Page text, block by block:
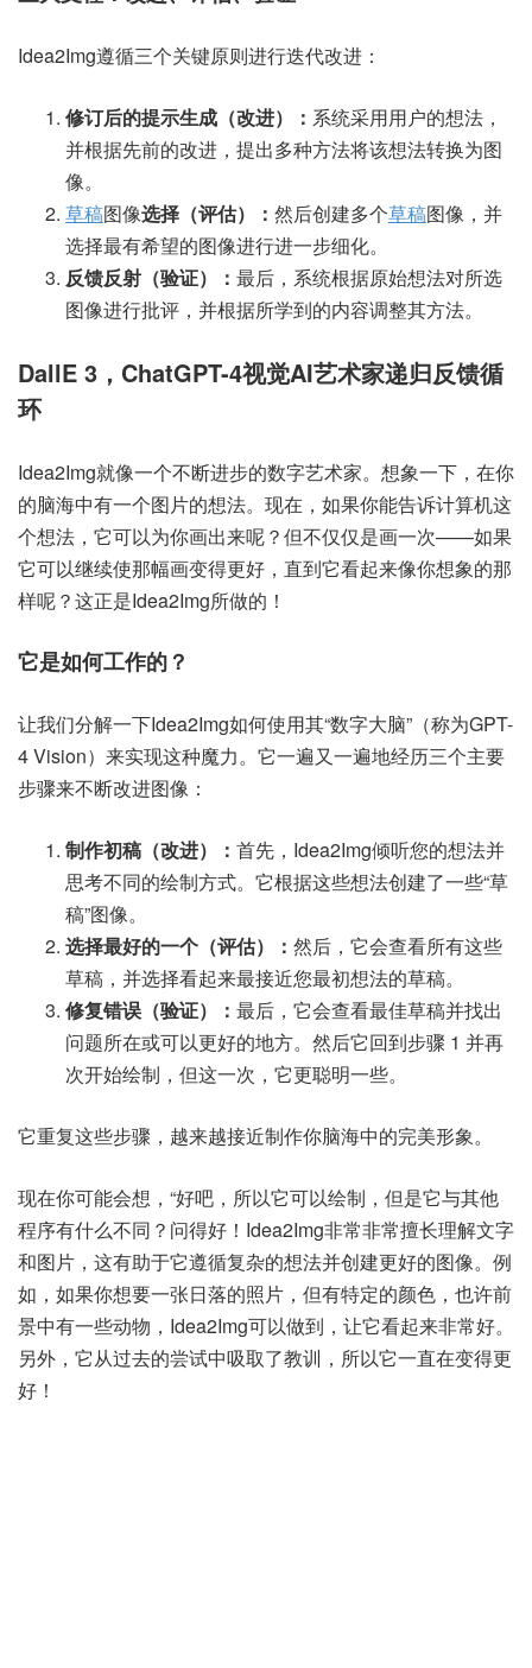
Idea2Img遵循三个关键原则进行迭代改进：
修订后的提示生成（改进）： 系统采用用户的想法，
并根据先前的改进，提出多种方法将该想法转换为图
像。
草稿图像选择（评估）： 然后创建多个草稿图像，并
选择最有希望的图像进行进一步细化。
反馈反射（验证）： 最后，系统根据原始想法对所选
图像进行批评，并根据所学到的内容调整其方法。
DallE 3，ChatGPT-4视觉AI艺术家递归反馈循
环
Idea2Img就像一个不断进步的数字艺术家。想象一下，在你
的脑海中有一个图片的想法。现在，如果你能告诉计算机这
个想法，它可以为你画出来呢？但不仅仅是画一次——如果
它可以继续使那幅画变得更好，直到它看起来像你想象的那
样呢？这正是Idea2Img所做的！
它是如何工作的？
让我们分解一下Idea2Img如何使用其“数字大脑”（称为GPT-
4 Vision）来实现这种魔力。它一遍又一遍地经历三个主要
步骤来不断改进图像：
制作初稿（改进）： 首先，Idea2Img倾听您的想法并
思考不同的绘制方式。它根据这些想法创建了一些“草
稿”图像。
选择最好的一个（评估）： 然后，它会查看所有这些
草稿，并选择看起来最接近您最初想法的草稿。
修复错误（验证）： 最后，它会查看最佳草稿并找出
问题所在或可以更好的地方。然后它回到步骤 1 并再
次开始绘制，但这一次，它更聪明一些。
它重复这些步骤，越来越接近制作你脑海中的完美形象。
现在你可能会想，“好吧，所以它可以绘制，但是它与其他
程序有什么不同？问得好！Idea2Img非常非常擅长理解文字
和图片，这有助于它遵循复杂的想法并创建更好的图像。例
如，如果你想要一张日落的照片，但有特定的颜色，也许前
景中有一些动物，Idea2Img可以做到，让它看起来非常好。
另外，它从过去的尝试中吸取了教训，所以它一直在变得更
好！